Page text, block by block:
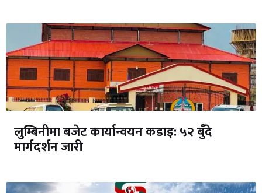
लुम्बिनीमा बजेट कार्यान्वयन कडाइ: ५२ बुँदे
मार्गदर्शन जारी